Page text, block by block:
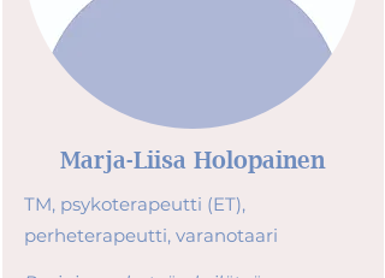
Marja-Liisa Holopainen
TM, psykoterapeutti (ET),
perheterapeutti, varanotaari